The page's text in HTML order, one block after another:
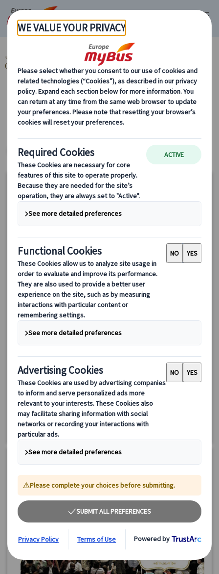
マイバス・ヨーロッパ フランス (67) パリ (67)
(29)
カテゴリーから探す
プライベート観光 日本語案内
ヨーロッパ・プライベートツアー
オルセー美術館観光｜日本語公認ガイドのプライベートツアー
（美術館入場券＆専用車プランあり）
フランス政府公認日本語ガイドがご案内するオルセー美術館プラ
イベートツアー。隠れた名画やお好みの作品をじっくり鑑賞！専
138.00 EUR
詳細を見る
火～土曜日
(5/1・8・14、7/14、8/15、9/19、11/11、12/24・25・31、1/1を
除く)
4時間